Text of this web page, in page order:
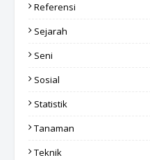
Referensi
Sejarah
Seni
Sosial
Statistik
Tanaman
Teknik